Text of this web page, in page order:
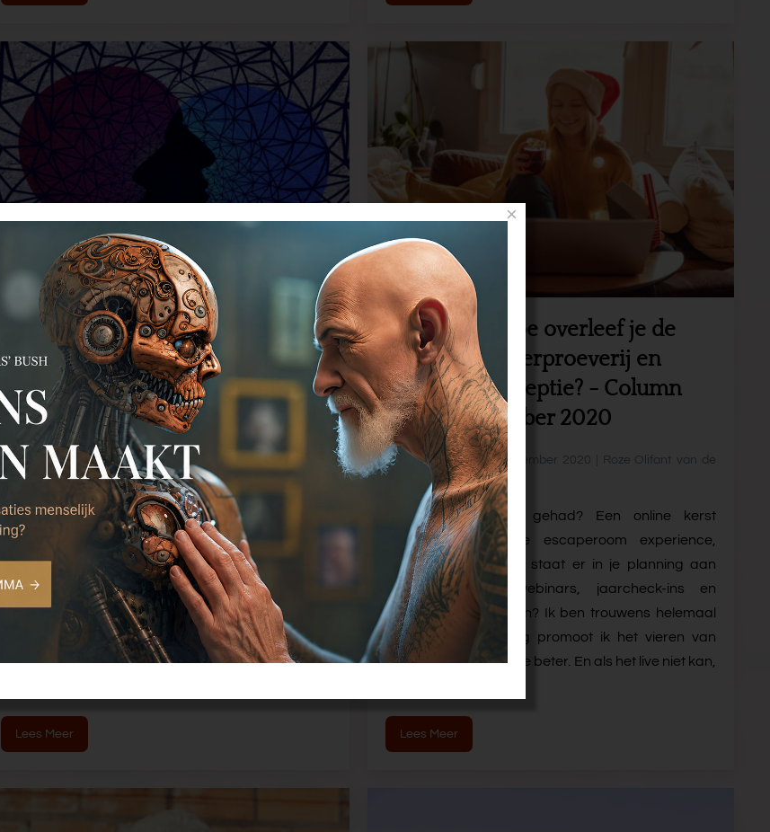
Durf te vragen... wat maakte dat jij
nu vindt wat je vindt? - Column
DFT 28 december 2020
Danielle Braun | 28 december 2020 | Roze Olifant van de
week
Moeilijk Mijn streven is het voeren van 'elegant
debat'. Alle meningen horen, elk standpunt op
waarde schatten en zachte stemmen extra
bevragen. Heb ik mijn werk van gemaakt. Maar de
laatste tijd vind ik het moeilijk. Merk ik dat ik ten
aanzien van vaccinatie en coronamaatregelen
stelliger ben dan over andere...
Lees Meer
Spice it up! Hoe overleef je de
online kerstbierproeverij en
nieuwjaarsreceptie? - Column
DFT 21 december 2020
Danielle Braun | 21 december 2020 | Roze Olifant van de
week
Heb jij er al een gehad? Een online kerst
bierproeverij, virtuele escaperoom experience,
pubquizzzzz? En wat staat er in je planning aan
nieuwjaartoespraakwebinars, jaarcheck-ins en
online toastmomenten? Ik ben trouwens helemaal
voor. Als antropoloog promoot ik het vieren van
rituelen. Hoe meer, hoe beter. En als het live niet kan,
Lees Meer
×